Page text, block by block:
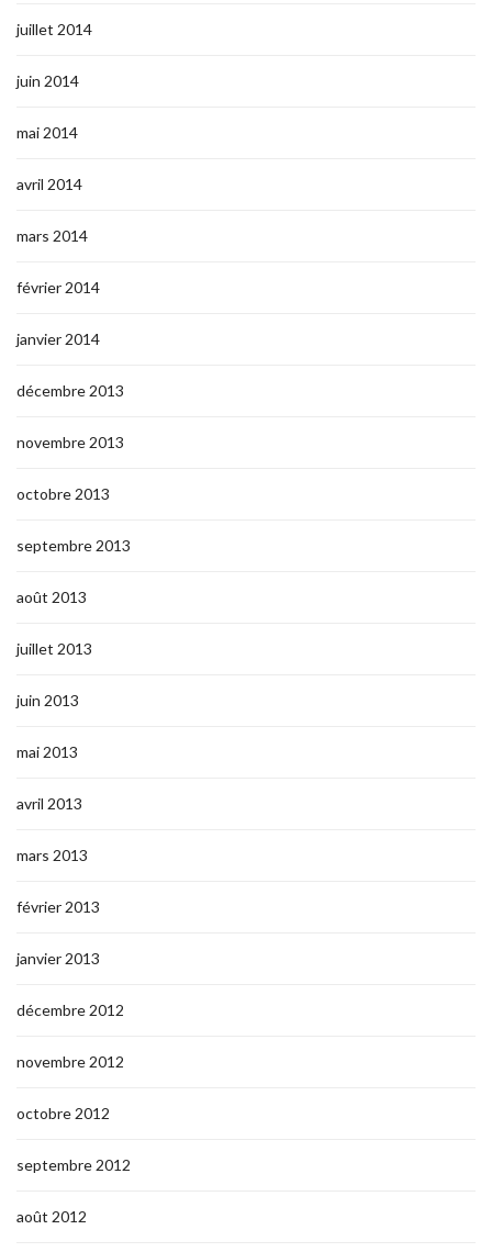
juillet 2014
juin 2014
mai 2014
avril 2014
mars 2014
février 2014
janvier 2014
décembre 2013
novembre 2013
octobre 2013
septembre 2013
août 2013
juillet 2013
juin 2013
mai 2013
avril 2013
mars 2013
février 2013
janvier 2013
décembre 2012
novembre 2012
octobre 2012
septembre 2012
août 2012